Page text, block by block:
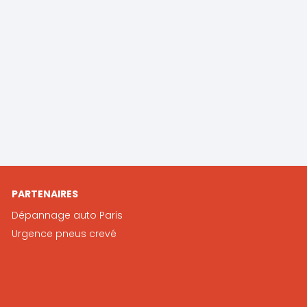
PARTENAIRES
Dépannage auto Paris
Urgence pneus crevé